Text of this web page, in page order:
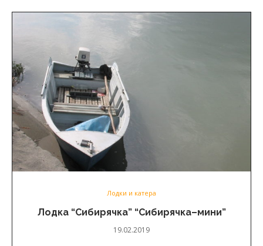
Лодки и катера
Лодка “Сибирячка” “Сибирячка–мини”
19.02.2019